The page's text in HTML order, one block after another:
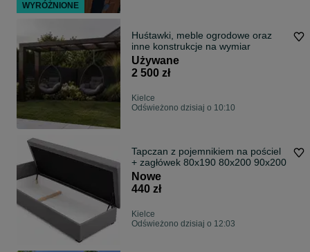
Huśtawki, meble ogrodowe oraz
inne konstrukcje na wymiar
Używane
2 500 zł
Kielce
Odświeżono dzisiaj o 10:10
Tapczan z pojemnikiem na pościel
+ zagłówek 80x190 80x200 90x200
Nowe
440 zł
Kielce
Odświeżono dzisiaj o 12:03
WYRÓŻNIONE